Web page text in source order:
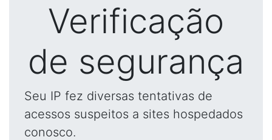
Verificação
de segurança
Seu IP fez diversas tentativas de
acessos suspeitos a sites hospedados
conosco.